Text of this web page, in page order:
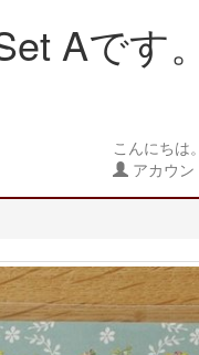
Aです
こんにちは
アカウ